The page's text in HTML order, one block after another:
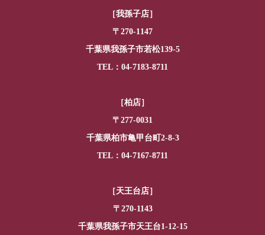
［我孫子店］
〒270-1147
千葉県我孫子市若松139-5
TEL：04-7183-8711
［柏店］
〒277-0031
千葉県柏市亀甲台町2-8-3
TEL：04-7167-8711
［天王台店］
〒270-1143
千葉県我孫子市天王台1-12-15